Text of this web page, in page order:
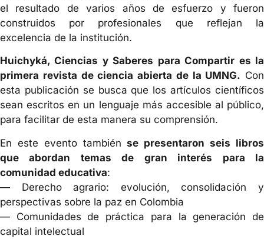
el resultado de varios años de esfuerzo y fueron
construidos por profesionales que reflejan la
excelencia de la institución.
Huichyká, Ciencias y Saberes para Compartir es la
primera revista de ciencia abierta de la UMNG. Con
esta publicación se busca que los artículos científicos
sean escritos en un lenguaje más accesible al público,
para facilitar de esta manera su comprensión.
En este evento tambiénse presentaron seis libros
que abordan temas de gran interés para la
comunidad educativa:
— Derecho agrario: evolución, consolidación y
perspectivas sobre la paz en Colombia
— Comunidades de práctica para la generación de
capital intelectual